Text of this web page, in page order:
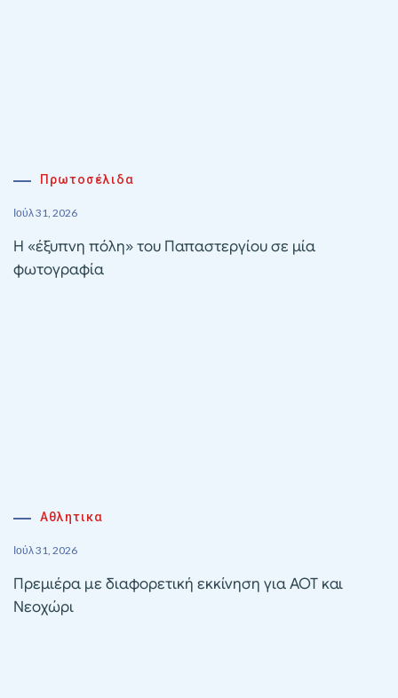
Πρωτοσέλιδα
Ιούλ 31, 2026
Η «έξυπνη πόλη» του Παπαστεργίου σε μία
φωτογραφία
Αθλητικα
Ιούλ 31, 2026
Πρεμιέρα με διαφορετική εκκίνηση για ΑΟΤ και
Νεοχώρι